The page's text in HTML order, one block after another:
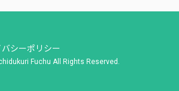
バシーポリシー
Fuchu All Rights Reserved.